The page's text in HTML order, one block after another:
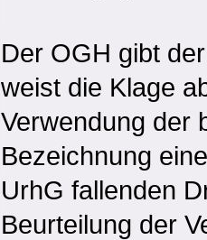
Der OGH gibt
weist die Klage
Verwendung der
Bezeichnung
UrhG fallenden
Beurteilung der